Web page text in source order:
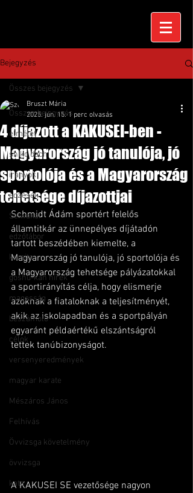
Bejegyzés
Összes bejegyzés
elmélet
shiko dachi
irányok
edzések
Seiwakai
edzőtábor
kumite
goshu-kan hírek
magasság
beszámoló
célok
versenyeredmények
magyar karate
Mészáros János
Felhívás
Övvizsga követelmény
övvizsga
kata
Összes bejegyzés
4 díjazott a KAKUSEI-ben -
Magyarország jó tanulója, jó
sportolója és a Magyarország
tehetsége díjazottjai
Bruszt Mária
2025. jún. 15. 1 perc olvasás
Schmidt Ádám sportért felelős
államtitkár az ünnepélyes díjátadón
tartott beszédében kiemelte, a
Magyarország jó tanulója, jó sportolója és
a Magyarország tehetsége pályázatokkal
a sportirányítás célja, hogy elismerje
azoknak a fiataloknak a teljesítményét,
akik az iskolapadban és a sportpályán
egyaránt példaértékű elszántságról
tettek tanúbizonyságot.
A KAKUSEI SE vezetősége nagyon